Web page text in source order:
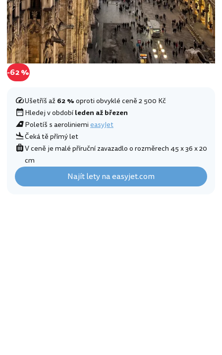
-62 %
Ušetříš až62 %oproti obvyklé ceně 2 500 Kč
Hledej v obdobíleden až březen
Poletíš s aeroliniemieasyJet
Čeká tě přímý let
V ceně je malé příruční zavazadlo o rozměrech 45 x 36 x 20
cm
Najít lety na easyjet.com